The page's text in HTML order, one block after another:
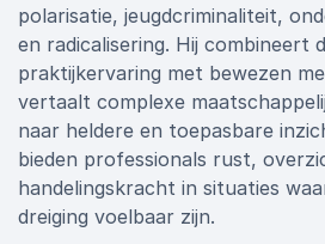
polarisatie, jeugdcriminaliteit,
en radicalisering. Hij combineert
praktijkervaring met bewezen
vertaalt complexe
naar heldere en toepasbare
bieden professionals rust,
handelingskracht in situaties
dreiging voelbaar zijn.